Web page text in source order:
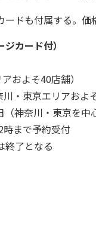
ドも付属する。価
カード付）
およそ40店舗）
京エリアおよそ
神奈川・東京を中
まで予約受付
終了となる